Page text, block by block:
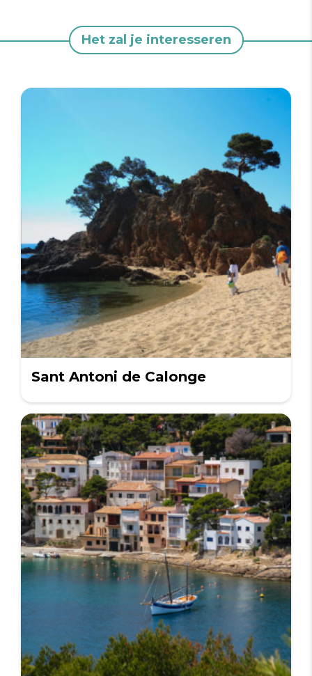
Het zal je interesseren
Sant Antoni de Calonge